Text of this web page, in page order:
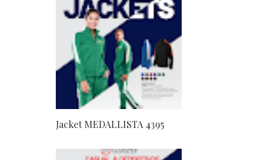
Jacket MEDALLISTA 4395